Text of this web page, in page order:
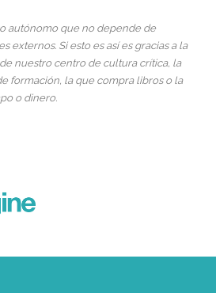
autónomo que no depende de
externos. Si esto es así es gracias a la
nuestro centro de cultura crítica, la
formación, la que compra libros o la
o dinero.